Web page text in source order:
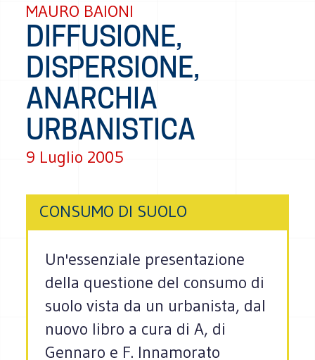
MAURO BAIONI
DIFFUSIONE,
DISPERSIONE,
ANARCHIA
URBANISTICA
9 Luglio 2005
CONSUMO DI SUOLO
Un'essenziale presentazione
della questione del consumo di
suolo vista da un urbanista, dal
nuovo libro a cura di A, di
Gennaro e F. Innamorato